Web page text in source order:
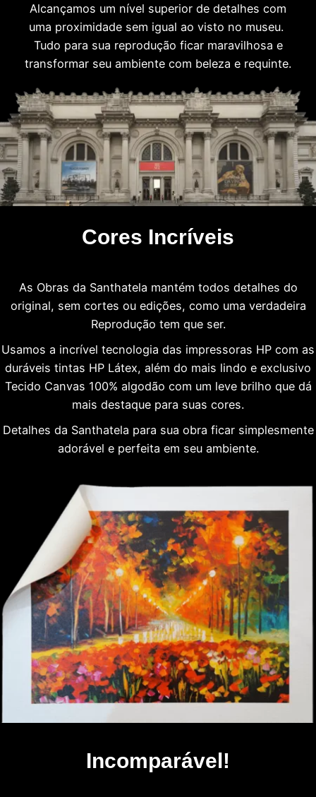
Alcançamos um nível superior de detalhes com
uma proximidade sem igual ao visto no museu.
Tudo para sua reprodução ficar maravilhosa e
transformar seu ambiente com beleza e requinte.
Cores Incríveis
As Obras da Santhatela mantém todos detalhes do
original, sem cortes ou edições, como uma verdadeira
Reprodução tem que ser.
Usamos a incrível tecnologia das impressoras HP com as
duráveis tintas HP Látex, além do mais lindo e exclusivo
Tecido Canvas 100% algodão com um leve brilho que dá
mais destaque para suas cores.
Detalhes da Santhatela para sua obra ficar simplesmente
adorável e perfeita em seu ambiente.
Incomparável!